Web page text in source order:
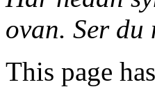
ovan. Ser du
This page has